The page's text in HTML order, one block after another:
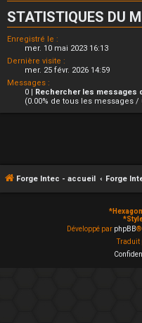
STATISTIQUES DU
Enregistré le :
mer. 10 mai 2023 16:13
Dernière visite :
mer. 25 févr. 2026 14:59
Messages :
0 | Rechercher les messages
(0.00% de tous les messages
Forge Intec - accueil Forge
*
*
Développé par phpBB®
Traduit